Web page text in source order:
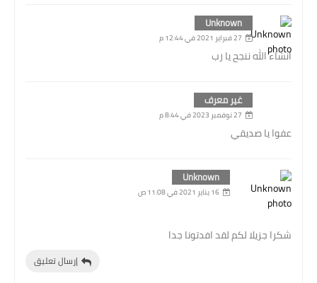
Unknown
27 فبراير 2021 في 12:44 م
انشاء الله ننجح يا رب
غير معرف
27 نوفمبر 2023 في 8:44 م
عفوا يا صديقي
Unknown
16 يناير 2021 في 11:08 ص
شكرا جزيلا لكم لقد افدتونا جدا
إرسال تعليق